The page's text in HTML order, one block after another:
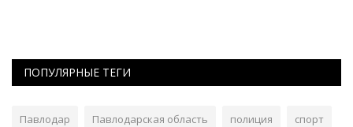
ПОПУЛЯРНЫЕ ТЕГИ
Павлодар Павлодарская область полиция спорт